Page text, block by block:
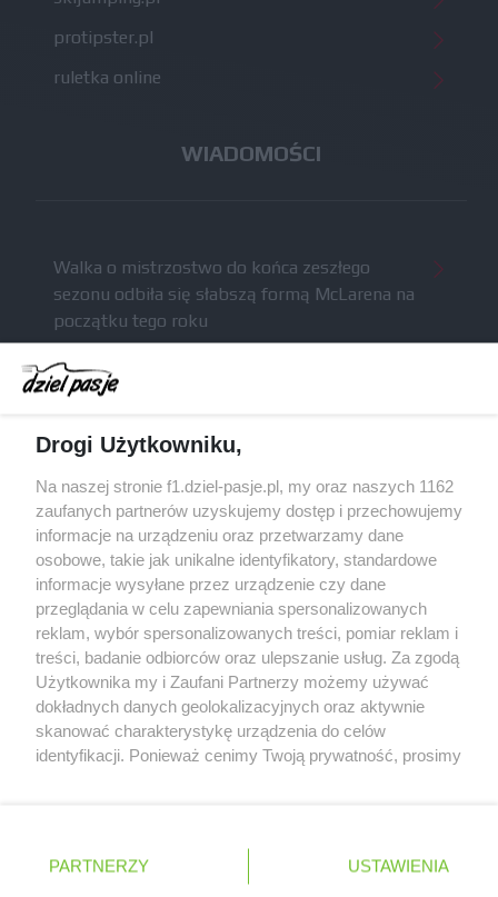
protipster.pl
ruletka online
WIADOMOŚCI
Walka o mistrzostwo do końca zeszłego
sezonu odbiła się słabszą formą McLarena na
początku tego roku
McCullough całkowicie opuści Astona Martina i
ma trafić do Red Bulla (akt.)
zeszłego sezonu
Obecne silniki muszą polegać na uczących się
algorytmach?
Honda uświadomiła sobie skalę problemów z
silnikiem dopiero w styczniu
Polityka prywatności © 2004 - 2026 GPmedia
Kopiowanie treści bez
zgody autorów zabronione.
powiązana w żaden sposób z grupą przedsiębiorstw Formula
One, oraz oznaczeniami F1, FORMULA ONE, FORMULA 1 FIA
Serwis internetowy, z którego korzystasz, używa plików
cookies. Są to pliki instalowane w urządzeniach
końcowych osób korzystających z serwisu, w celu
administrowania serwisem, poprawy jakości
świadczonych usług w tym dostosowania treści serwisu
Dowiedz się więcej o naszej polityce
Drogi Użytkowniku,
Na naszej stronie f1.dziel-pasje.pl, my oraz naszych 1162
zaufanych partnerów uzyskujemy dostęp i przechowujemy
informacje na urządzeniu oraz przetwarzamy dane
osobowe, takie jak unikalne identyfikatory, standardowe
informacje wysyłane przez urządzenie czy dane
przeglądania w celu zapewniania spersonalizowanych
reklam, wybór spersonalizowanych treści, pomiar reklam i
treści, badanie odbiorców oraz ulepszanie usług. Za zgodą
Użytkownika my i Zaufani Partnerzy możemy używać
dokładnych danych geolokalizacyjnych oraz aktywnie
skanować charakterystykę urządzenia do celów
identyfikacji. Ponieważ cenimy Twoją prywatność, prosimy
prywatności znajdujący się w lewym dolnym rogu strony
. Niektóre rodzaje przetwarzania danych nie wymagają
PARTNERZY USTAWIENIA